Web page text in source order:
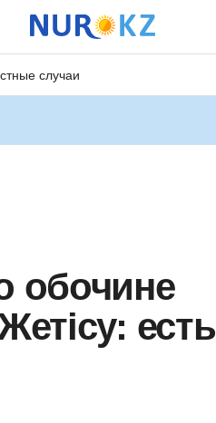
случаи
обочине
есть